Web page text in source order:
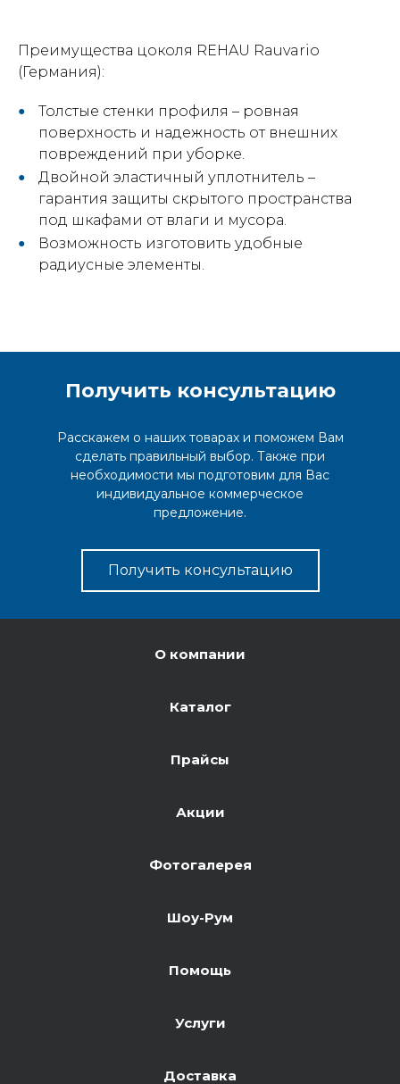
Преимущества цоколя REHAU Rauvario
(Германия):
Толстые стенки профиля – ровная
поверхность и надежность от внешних
повреждений при уборке.
Двойной эластичный уплотнитель –
гарантия защиты скрытого пространства
под шкафами от влаги и мусора.
Возможность изготовить удобные
радиусные элементы.
Получить консультацию
Расскажем о наших товарах и поможем Вам
сделать правильный выбор. Также при
необходимости мы подготовим для Вас
индивидуальное коммерческое
предложение.
Получить консультацию
О компании
Каталог
Прайсы
Акции
Фотогалерея
Шоу-Рум
Помощь
Услуги
Доставка